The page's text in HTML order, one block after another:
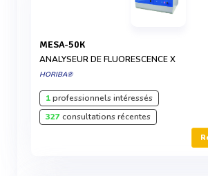
MESA-50K
ANALYSEUR DE FLUORESCENCE X
HORIBA®
1professionnels intéressés
327consultations récentes